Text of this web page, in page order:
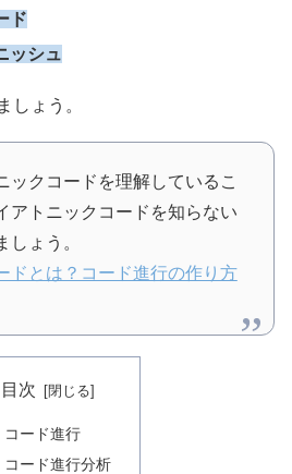
ド
ッシュ
しょう。
ックコードを理解しているこ
アトニックコードを知らない
しょう。
ドとは？コード進行の作り方
目次
コード進行
コード進行分析